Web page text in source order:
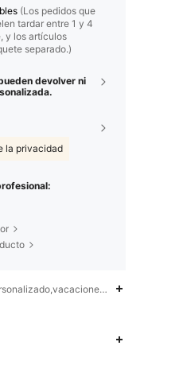
(Los pedidos que
tardar entre 1 y 4
y los artículos
separado.)
devolver ni
la privacidad
en la playa